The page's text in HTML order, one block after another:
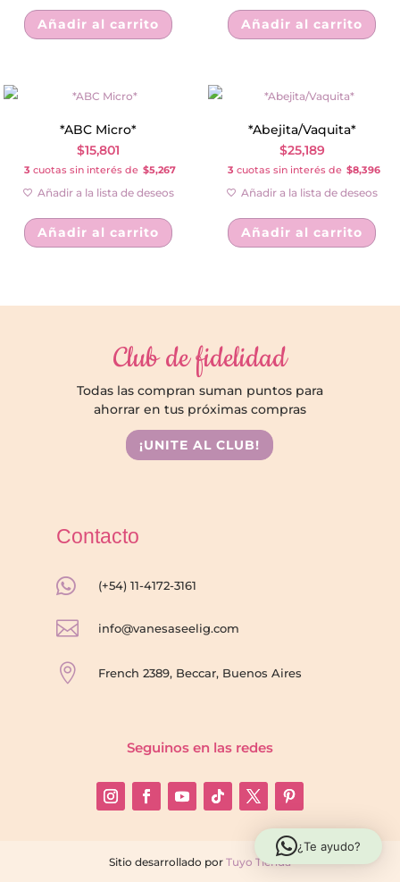
Añadir al carrito Añadir al carrito
*ABC Micro*
$15,801
3 cuotas sin interés de $5,267
Añadir a la lista de deseos
Añadir al carrito
*Abejita/Vaquita*
$25,189
3 cuotas sin interés de $8,396
Añadir a la lista de deseos
Añadir al carrito
Club de fidelidad
Todas las compran suman puntos para
ahorrar en tus próximas compras
¡UNITE AL CLUB!
Contacto
 (+54) 11-4172-3161
 info@vanesaseelig.com
 French 2389, Beccar, Buenos Aires
Seguinos en las redes
Sitio desarrollado porTuyo Tienda
¿Te ayudo?